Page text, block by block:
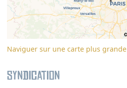
Naviguer sur une carte plus grande
Syndication